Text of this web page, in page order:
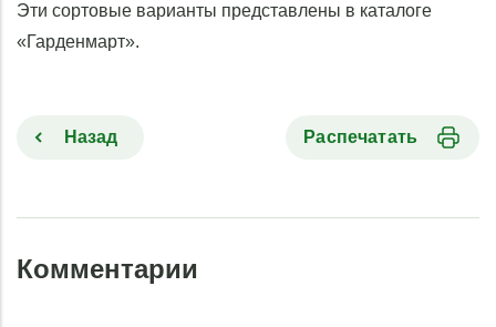
Эти сортовые варианты представлены в каталоге
«Гарденмарт».
Распечатать
Назад
Комментарии